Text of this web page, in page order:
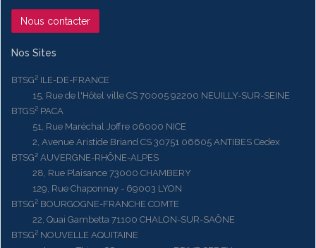
Nous contacter
Nos Sites
BTSG² ILE-DE-FRANCE
15, Rue de l'Hôtel ville CS 70005 92200 NEUILLY-SUR-SEINE
BTGS² PACA
51, Rue Maréchal Joffre 06000 NICE
2, Avenue Aristide Briand CS 30751 06605 ANTIBES Cedex
BTSG² AUVERGNE-RHÔNE-ALPES
28, Rue Plaisance 73000 CHAMBERY
129, Rue Chaponnay - 69003 LYON
BTSG² BOURGOGNE-FRANCHE COMTE
22, Quai Gambetta 71100 CHALON-SUR-SAÔNE
BTSG² NOUVELLE AQUITAINE